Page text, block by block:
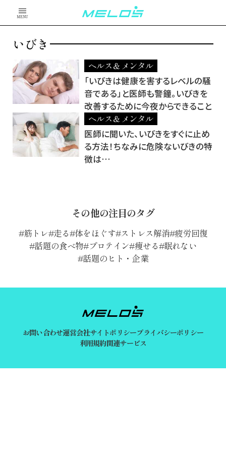
MENU
いびき
ヘルス＆メンタル
「いびきは健康を害するレベルの騒
音である」と医師も警鐘。いびきを
改善するために今夜からできること
ヘルス＆メンタル
医師に聞いた、いびきをすぐに止め
る方法！ちなみに危険ないびきの特
徴は…
その他の注目のタグ
筋トレ 走る 体をほぐす ストレス解消 疲労回復
話題の食べ物 プロテイン 痩せる 眠れない
話題のヒト・企業
お問い合わせ運営会社サイトポリシープライバシーポリシー
利用規約関連サービス